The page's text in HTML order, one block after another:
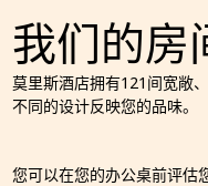
我们的房
莫里斯酒店拥有121间宽敞
不同的设计反映您的品味。
您可以在您的办公桌前评估